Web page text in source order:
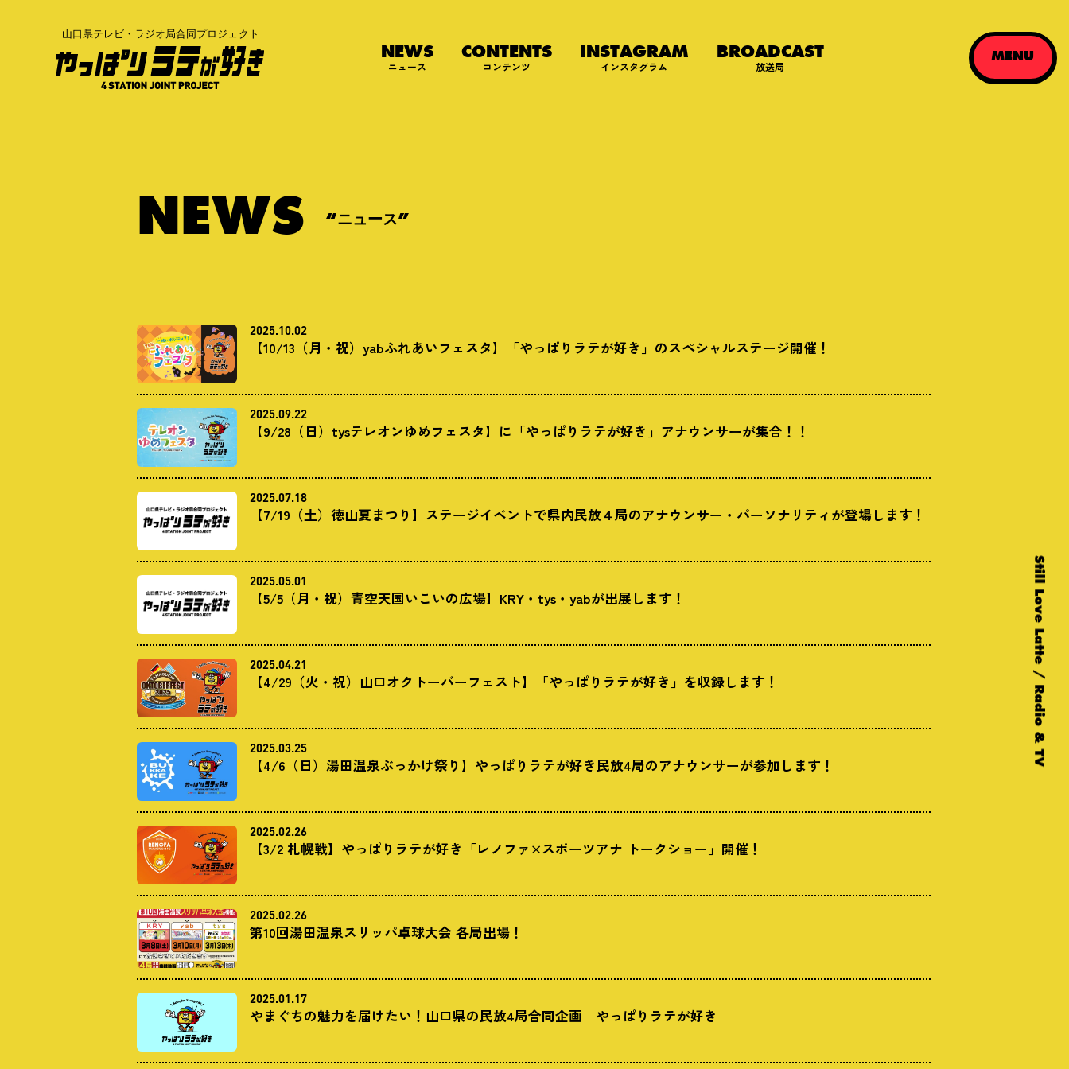
NEWS
ニュース
CONTENTS
コンテンツ
INSTAGRAM
インスタグラム
BROADCAST
放送局
MENU
N EWS “ニュース”
2025.10.02
【10/13（月・祝）yabふれあいフェスタ】「やっぱりラテが好き」のスペシャルステージ開催！
2025.09.22
【9/28（日）tysテレオンゆめフェスタ】に「やっぱりラテが好き」アナウンサーが集合！！
2025.07.18
【7/19（土）徳山夏まつり】ステージイベントで県内民放４局のアナウンサー・パーソナリティが登場します！
2025.05.01
【5/5（月・祝）青空天国いこいの広場】KRY・tys・yabが出展します！
2025.04.21
【4/29（火・祝）山口オクトーバーフェスト】「やっぱりラテが好き」を収録します！
2025.03.25
【4/6（日）湯田温泉ぶっかけ祭り】やっぱりラテが好き民放4局のアナウンサーが参加します！
2025.02.26
【3/2 札幌戦】やっぱりラテが好き「レノファ×スポーツアナ トークショー」開催！
2025.02.26
第10回湯田温泉スリッパ卓球大会 各局出場！
2025.01.17
やまぐちの魅力を届けたい！山口県の民放4局合同企画｜やっぱりラテが好き